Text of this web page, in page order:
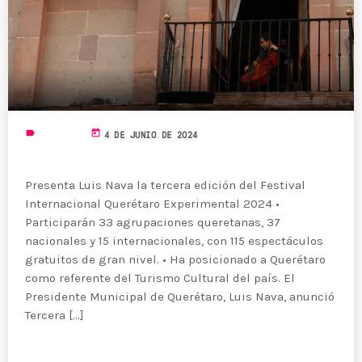
MOST UPVOTED
today 27 DE AGOSTO DE 2022
570 205
label today 4 DE JUNIO DE 2024
Presenta Luis Nava la tercera edición del Festival
Internacional Querétaro Experimental 2024 •
Participarán 33 agrupaciones queretanas, 37
nacionales y 15 internacionales, con 115 espectáculos
gratuitos de gran nivel. • Ha posicionado a Querétaro
como referente del Turismo Cultural del país. El
Presidente Municipal de Querétaro, Luis Nava, anunció
Tercera [...]